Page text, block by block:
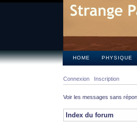
HOME PHYSIQUE
Connexion Inscription
Voir les messages sans
Index du forum